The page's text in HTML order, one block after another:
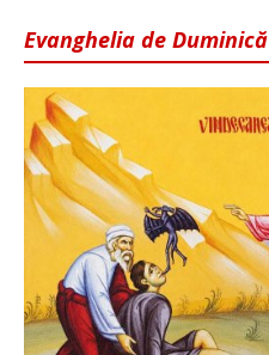
Evanghelia de Duminică